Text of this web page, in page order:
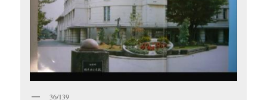
36/139